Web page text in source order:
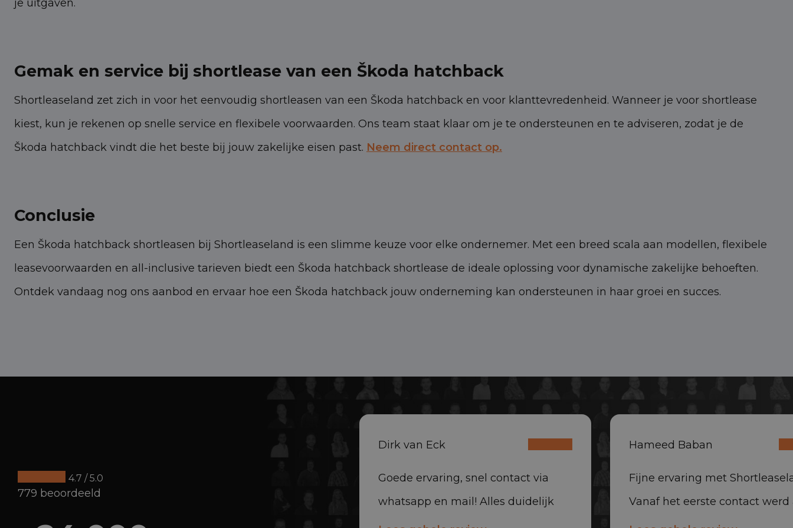
je uitgaven.
Gemak en service bij shortlease van een Škoda hatchback
Shortleaseland zet zich in voor het eenvoudig shortleasen van een Škoda hatchback en voor klanttevredenheid. Wanneer je voor shortlease
kiest, kun je rekenen op snelle service en flexibele voorwaarden. Ons team staat klaar om je te ondersteunen en te adviseren, zodat je de
Škoda hatchback vindt die het beste bij jouw zakelijke eisen past. Neem direct contact op.
Conclusie
Een Škoda hatchback shortleasen bij Shortleaseland is een slimme keuze voor elke ondernemer. Met een breed scala aan modellen, flexibele
leasevoorwaarden en all-inclusive tarieven biedt een Škoda hatchback shortlease de ideale oplossing voor dynamische zakelijke behoeften.
Ontdek vandaag nog ons aanbod en ervaar hoe een Škoda hatchback jouw onderneming kan ondersteunen in haar groei en succes.
4.7 / 5.0
779 beoordeeld
Dirk van Eck
Goede ervaring, snel contact via
whatsapp en mail! Alles duidelijk
uitgelegd en auto netjes geleverd,
Hameed Baban
Fijne ervaring met
Vanaf het eerste contact werd
snel en professioneel